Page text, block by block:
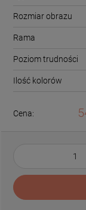
Rozmiar obrazu
Rama
Poziom trudności
Ilość kolorów
Cena: